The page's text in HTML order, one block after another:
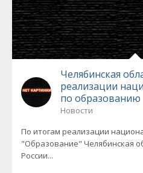
Челябинская
реализации
по образованию
Новости
По итогам реализации
"Образование" Челябинская
России...